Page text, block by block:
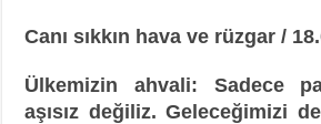
Canı sıkkın hava ve rüzgar /
Ülkemizin ahvali: Sadece
aşısız değiliz. Geleceğimizi